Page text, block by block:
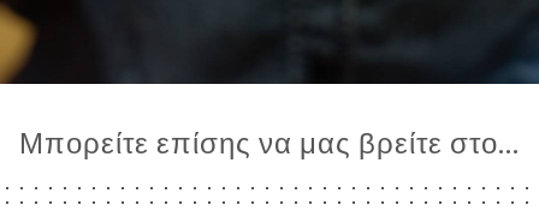
Μπορείτε επίσης να μας βρείτε στο...